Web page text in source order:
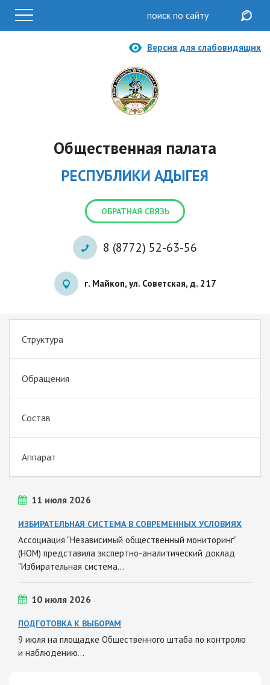
Общественная палата
РЕСПУБЛИКИ АДЫГЕЯ
ОБРАТНАЯ СВЯЗЬ
8 (8772) 52-63-56
г. Майкоп, ул. Советская, д. 217
Версия для слабовидящих
Структура
Обращения
Состав
Аппарат
11 июля 2026
ИЗБИРАТЕЛЬНАЯ СИСТЕМА В СОВРЕМЕННЫХ УСЛОВИЯХ
Ассоциация "Независимый общественный мониторинг"
(НОМ) представила экспертно-аналитический доклад
"Избирательная система…
10 июля 2026
ПОДГОТОВКА К ВЫБОРАМ
9 июля на площадке Общественного штаба по контролю
и наблюдению…